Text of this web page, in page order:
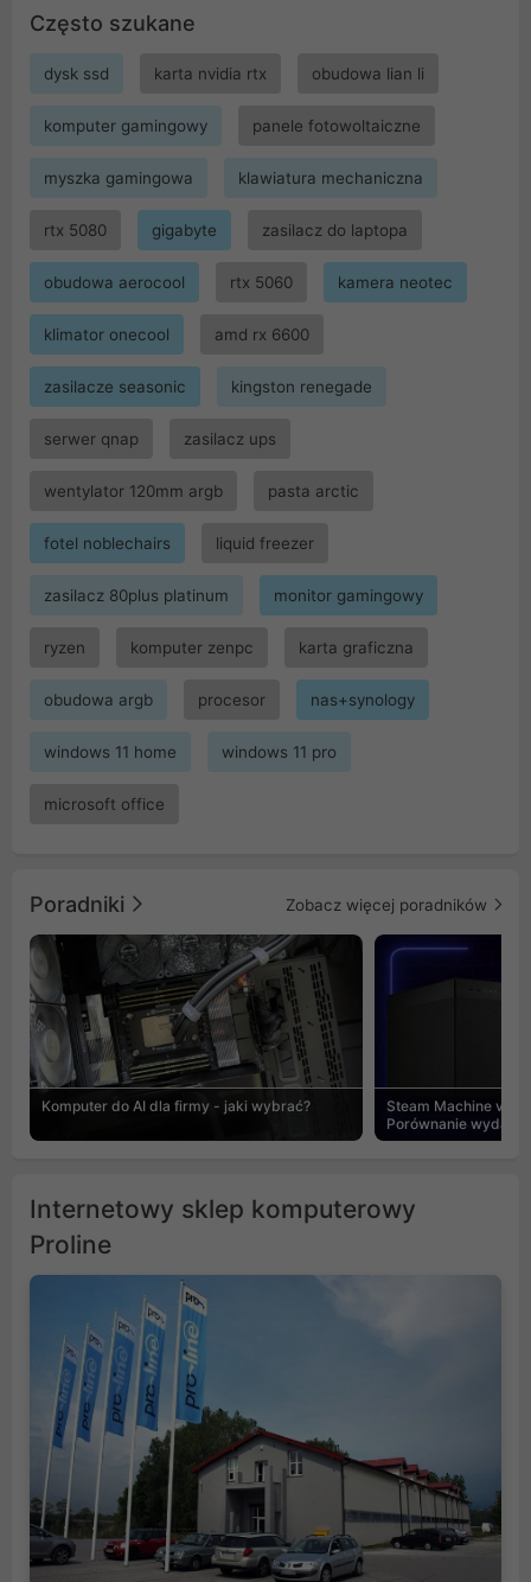
Często szukane
dysk ssd karta nvidia rtx obudowa lian li
komputer gamingowy panele fotowoltaiczne
myszka gamingowa klawiatura mechaniczna
rtx 5080 gigabyte zasilacz do laptopa
obudowa aerocool rtx 5060 kamera neotec
klimator onecool amd rx 6600
zasilacze seasonic kingston renegade
serwer qnap zasilacz ups
wentylator 120mm argb pasta arctic
fotel noblechairs liquid freezer
zasilacz 80plus platinum monitor gamingowy
ryzen komputer zenpc karta graficzna
obudowa argb procesor nas+synology
windows 11 home windows 11 pro
microsoft office
Poradniki Zobacz więcej poradników
Komputer do AI dla firmy - jaki wybrać?
Steam Machine vs
Porównanie
Internetowy sklep komputerowy
Proline